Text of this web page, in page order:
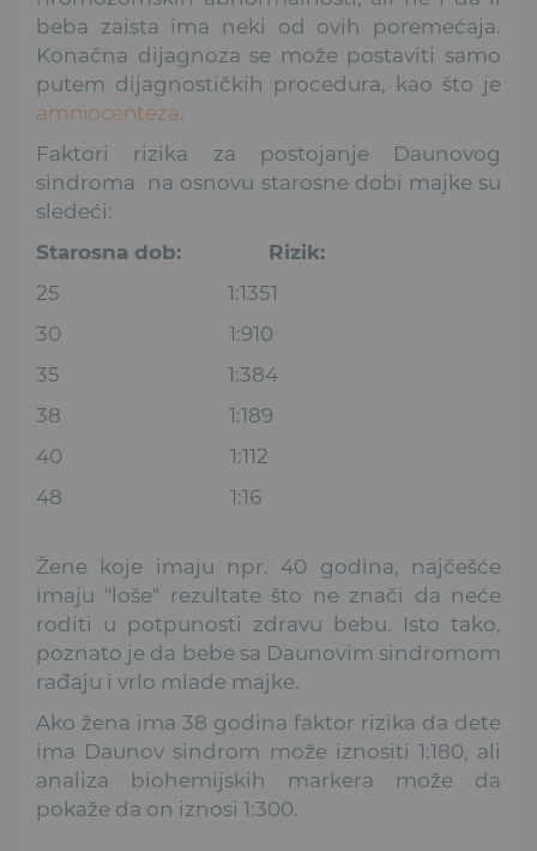
beba zaista ima neki od ovih poremećaja.
Konačna dijagnoza se može postaviti samo
putem dijagnostičkih procedura, kao što je
amniocenteza.
Faktori rizika za postojanje Daunovog
sindroma na osnovu starosne dobi majke su
sledeći:
Starosna dob:
Rizik:
25 1:1351
30 1:910
35 1:384
38 1:189
40 1:112
48 1:16
Žene koje imaju npr. 40 godina, najčešće
imaju "loše" rezultate što ne znači da neće
roditi u potpunosti zdravu bebu. Isto tako,
poznato je da bebe sa Daunovim sindromom
rađaju i vrlo mlade majke.
Ako žena ima 38 godina faktor rizika da dete
ima Daunov sindrom može iznositi 1:180, ali
analiza biohemijskih markera može da
pokaže da on iznosi 1:300.